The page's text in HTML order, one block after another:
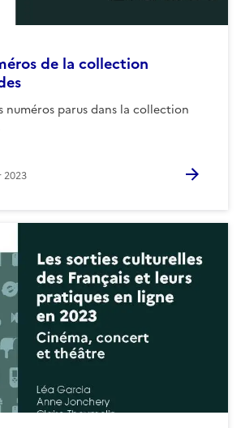
de la collection
numéros parus dans la collection
2023